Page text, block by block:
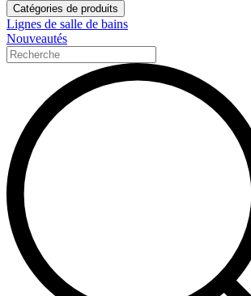
Catégories de produits
Lignes de salle de bains
Nouveautés